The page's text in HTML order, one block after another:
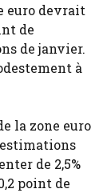
euro devrait
de
de janvier.
à
la zone euro
de 2,5%
point de